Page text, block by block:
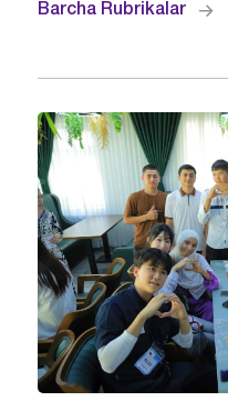
Barcha Rubrikalar